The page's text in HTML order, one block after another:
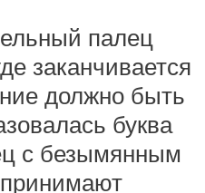
палец
заканчивается
должно быть
буква
с безымянным